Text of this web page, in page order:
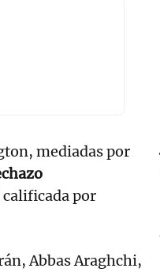
mediadas por
calificada por
Abbas Araghchi,